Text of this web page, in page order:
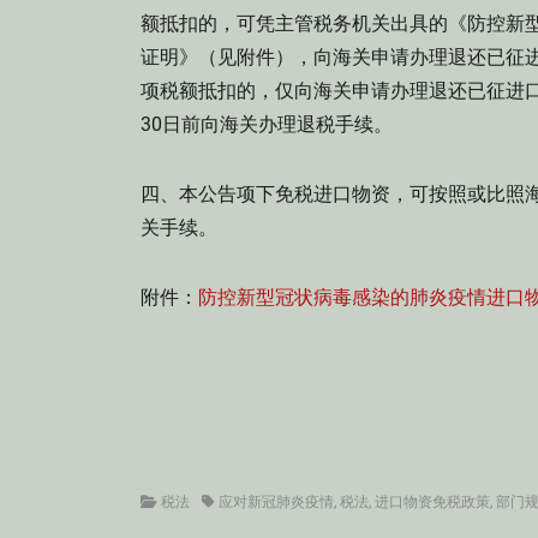
额抵扣的，可凭主管税务机关出具的《防控新
证明》（见附件），向海关申请办理退还已征
项税额抵扣的，仅向海关申请办理退还已征
30日前向海关办理退税手续。
四、本公告项下免税进口物资，可按照或比
关手续。
附件： 防控新型冠状病毒感染的肺炎疫情进口
Categories
税法 Tags应对新冠肺炎疫情, 税法, 进口物资免税政策, 部门